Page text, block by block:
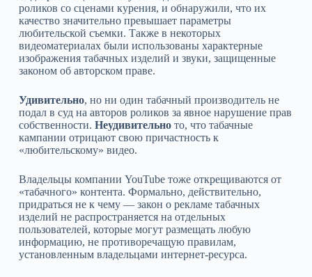
роликов со сценами курения, и обнаружили, что их
качество значительно превышает параметры
любительской съемки. Также в некоторых
видеоматериалах были использованы характерные
изображения табачных изделий и звуки, защищенные
законом об авторском праве.
Удивительно, но ни один табачный производитель не
подал в суд на авторов роликов за явное нарушение прав
собственности. Неудивительното, что табачные
кампании отрицают свою причастность к
«любительскому» видео.
Владельцы компании YouTube тоже открещиваются от
«табачного» контента. Формально, действительно,
придраться не к чему — закон о рекламе табачных
изделий не распространяется на отдельных
пользователей, которые могут размещать любую
информацию, не противоречащую правилам,
установленным владельцами интернет-ресурса.